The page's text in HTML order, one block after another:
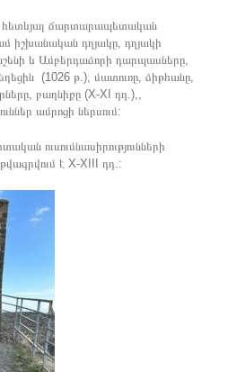
հետևյալ ճարտարապետական
իշխանական դղյակը, դղյակի
և Ամբերդաձորի դարպասները,
(1026 թ.), մատուռը, ձիթհանը,
բաղնիքը (X-XI դդ.),,
ամրոցի ներսում:
ուսումնասիրությունների
է X-XIII դդ.: